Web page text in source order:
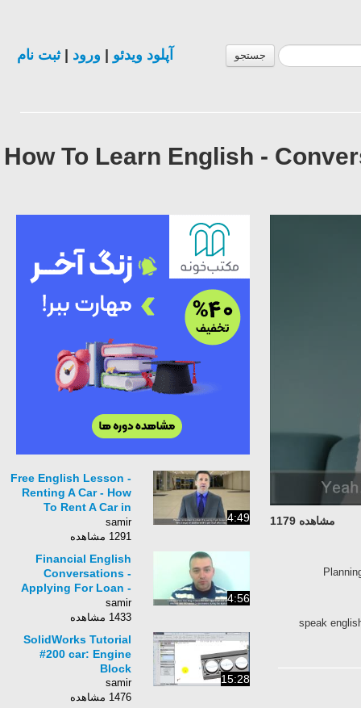
جستجو آپلود ویدئو| ورود| ثبت نام
How To Learn English -
مشاهده 1179
speak
4:49
Free English Lesson -
Renting A Car - How
To Rent A Car in
English
samir
1291 مشاهده
4:56
Financial English
Conversations -
Applying For Loan -
Online English
Lesson
samir
1433 مشاهده
15:28
SolidWorks Tutorial
#200 car: Engine
Block
samir
1476 مشاهده